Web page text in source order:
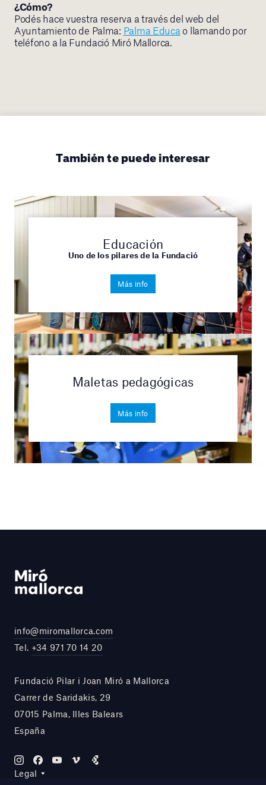
¿Cómo?
Podés hace vuestra reserva a través del web del
Ayuntamiento de Palma: Palma Educa o llamando por
teléfono a la Fundació Miró Mallorca.
También te puede interesar
Educación
Uno de los pilares de la Fundació
Más info
Maletas pedagógicas
Más info
info@miromallorca.com
Tel. +34 971 70 14 20
Fundació Pilar i Joan Miró a Mallorca
Carrer de Saridakis, 29
07015 Palma, Illes Balears
España
Legal